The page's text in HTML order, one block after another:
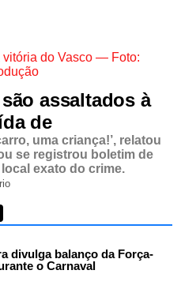
assaltados à
de
uma criança!’, relatou
se registrou boletim de
exato do crime.
divulga balanço da Força-
o Carnaval